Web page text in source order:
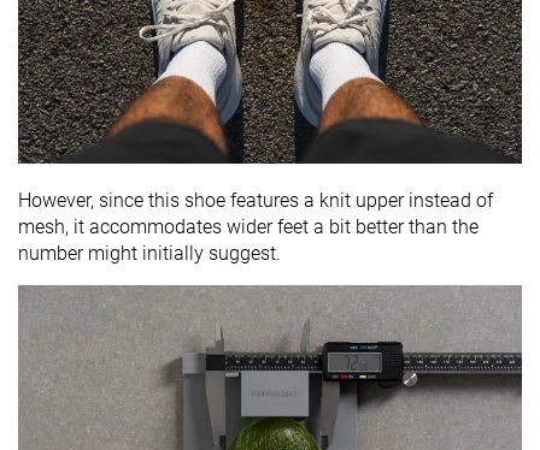
However, since this shoe features a knit upper instead of
mesh, it accommodates wider feet a bit better than the
number might initially suggest.